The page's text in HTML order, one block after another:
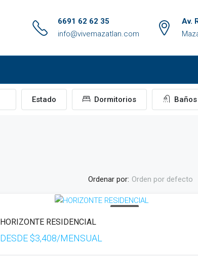
6691 62 62 35
info@vivemazatlan.com
Av.
Estado Dormitorios Baños
Ordenar por: Orden por defecto
HORIZONTE RESIDENCIAL
DESDE $3,408/MENSUAL